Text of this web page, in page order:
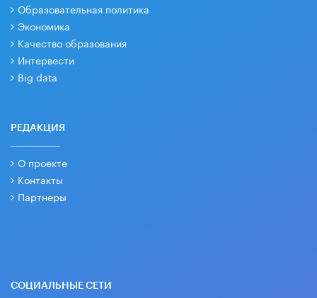
Образовательная политика
Экономика
Качество образования
Интервести
Big data
РЕДАКЦИЯ
О проекте
Контакты
Партнеры
СОЦИАЛЬНЫЕ СЕТИ